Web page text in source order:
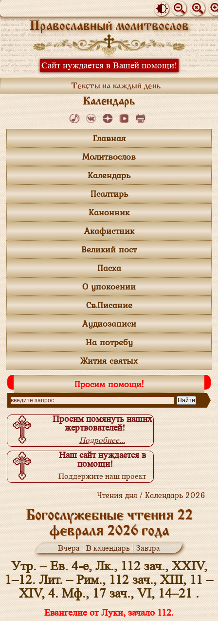
Православный молитвослов
Сайт нуждается в Вашей помощи!
Тексты на каждый день
Календарь
Главная
Молитвослов
Календарь
Псалтирь
Канонник
Акафистник
Великий пост
Пасха
О упокоении
Св.Писание
Аудиозаписи
На потребу
Жития святых
Просим помощи!
Просим помянуть наших
жертвователей!
Подробнее...
Наш сайт нуждается в
помощи!
Поддержите наш проект
Подробнее...
Чтения дня / Календарь 2026
Богослужебные чтения 22
февраля 2026 года
Вчера В календарь Завтра
Утр. – Ев. 4-е, Лк., 112 зач., XXIV,
1–12. Лит. – Рим., 112 зач., XIII, 11 –
XIV, 4. Мф., 17 зач., VI, 14–21 .
Евангелие от Луки, зачало 112.